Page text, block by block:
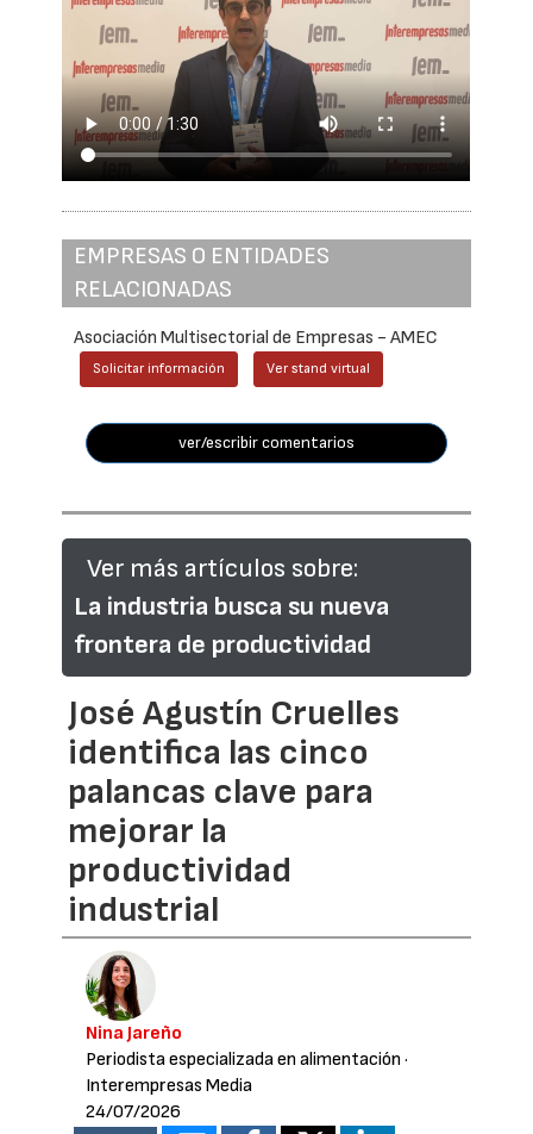
EMPRESAS O ENTIDADES
RELACIONADAS
Asociación Multisectorial de Empresas - AMEC
Solicitar información Ver stand virtual
ver/escribir comentarios
Ver más artículos sobre:
La industria busca su nueva
frontera de productividad
José Agustín Cruelles
identifica las cinco
palancas clave para
mejorar la
productividad
industrial
Nina Jareño
Periodista especializada en alimentación ·
Interempresas Media
24/07/2026